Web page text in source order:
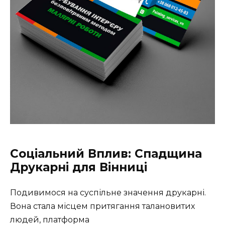
Соціальний Вплив: Спадщина
Друкарні для Вінниці
Подивимося на суспільне значення друкарні.
Вона стала місцем притягання талановитих
людей, платформа